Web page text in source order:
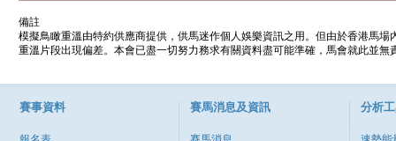
備註
模擬鳥瞰重溫由特約供應商提供，供馬迷作個人娛樂資訊之用。但由於香港馬
重溫片段出現偏差。本會已盡一切努力務求有關資料盡可能準確，馬會就此並
賽事資料 賽馬消息及資訊 分析